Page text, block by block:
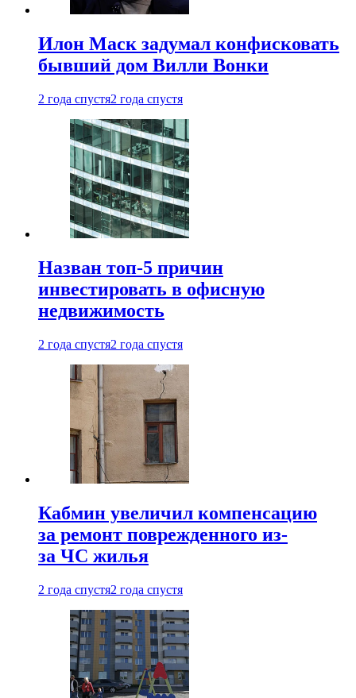
Илон Маск задумал конфисковать
бывший дом Вилли Вонки
2 года спустя2 года спустя
Назван топ-5 причин
инвестировать в офисную
недвижимость
2 года спустя2 года спустя
Кабмин увеличил компенсацию
за ремонт поврежденного из-
за ЧС жилья
2 года спустя2 года спустя